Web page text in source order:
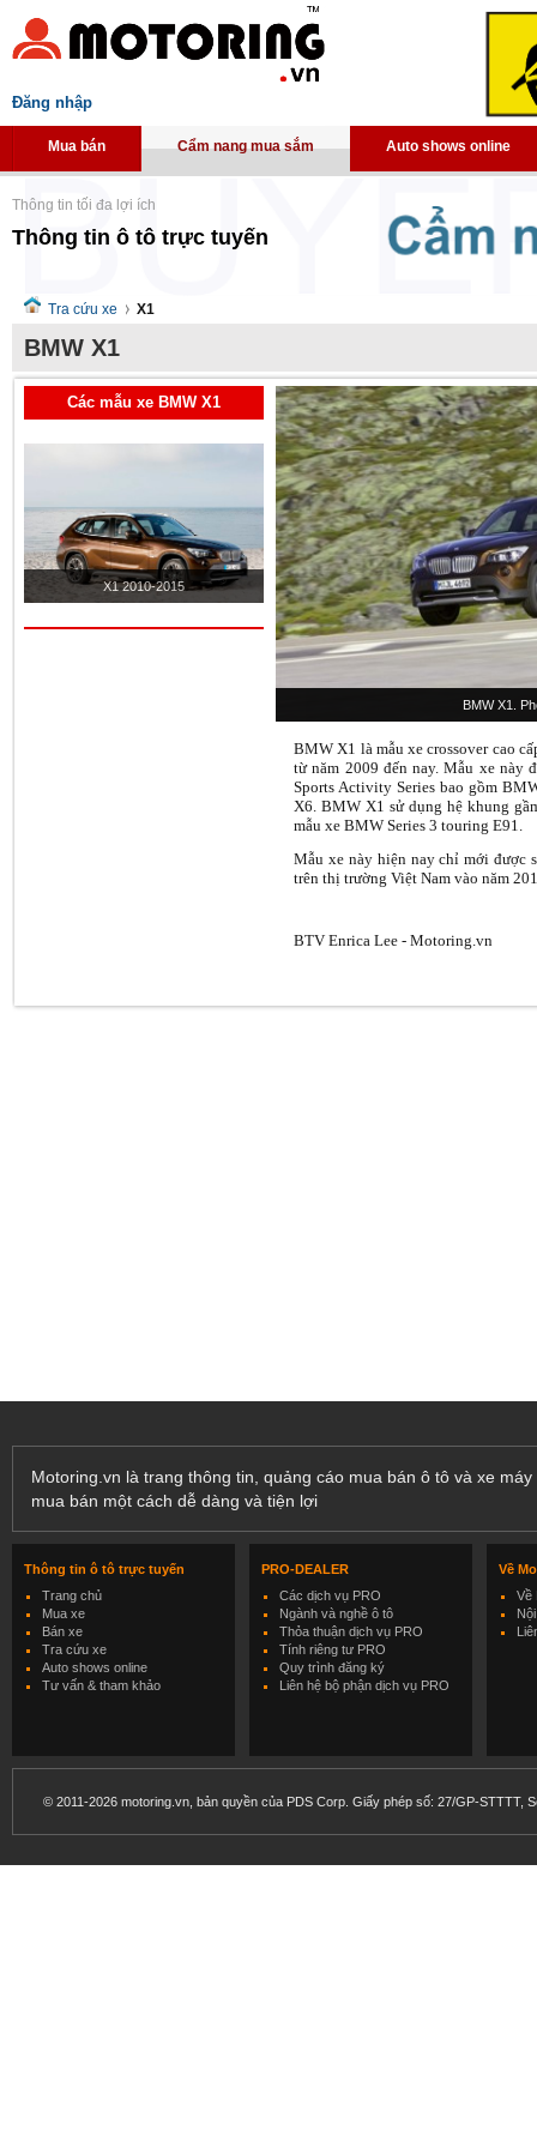
Đăng nhập
Mua bán Cẩm nang mua sắm Auto shows online
Thông tin tối đa lợi ích
Thông tin ô tô trực tuyến
Tra cứu xe X1
BMW X1
Các mẫu xe BMW X1
X1 2010-2015
BMW X1.
BMW X1 là mẫu xe crossover cao
từ năm 2009 đến nay. Mẫu xe này
Sports Activity Series bao gồm
X6. BMW X1 sử dụng hệ khung
mẫu xe BMW Series 3 touring E91.
Mẫu xe này hiện nay chỉ mới được
trên thị trường Việt Nam vào năm
BTV Enrica Lee - Motoring.vn
Motoring.vn là trang thông tin, quảng cáo mua bán ô tô và xe
mua bán một cách dễ dàng và tiện lợi
Thông tin ô tô trực tuyến
Trang chủ
Mua xe
Bán xe
Tra cứu xe
Auto shows online
Tư vấn & tham khảo
PRO-DEALER
Các dịch vụ PRO
Ngành và nghề ô tô
Thỏa thuận dịch vụ PRO
Tính riêng tư PRO
Quy trình đăng ký
Liên hệ bộ phận dịch vụ PRO
Về
Về
© 2011-2026 motoring.vn, bản quyền của PDS Corp. Giấy phép số: 27/GP-STTTT,